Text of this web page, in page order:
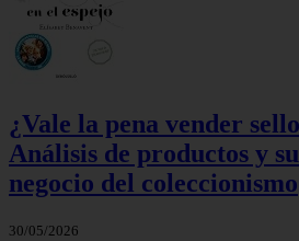
¿Vale la pena vender
Análisis de productos y
negocio del coleccionismo
30/05/2026